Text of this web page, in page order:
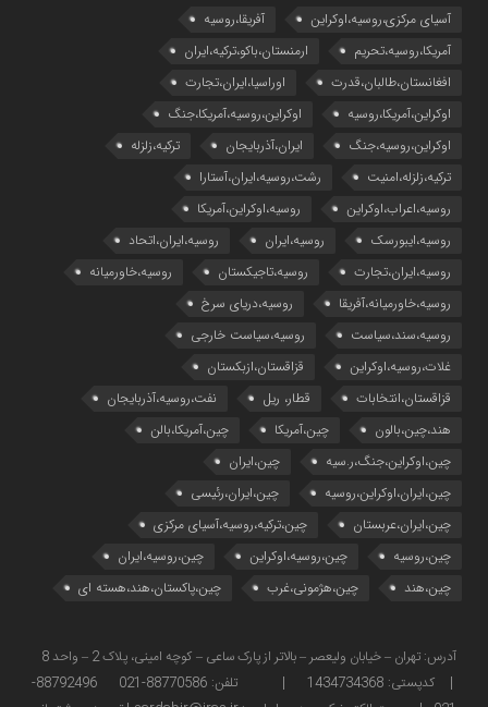
آسیای مرکزی،روسیه،اوکراین
آفریقا،روسیه
آمریکا،روسیه،تحریم
ارمنستان،باکو،ترکیه،ایران
افغانستان،طالبان،قدرت
اوراسیا،ایران،تجارت
اوکراین،آمریکا،روسیه
اوکراین،روسیه،آمریکا،جنگ
اوکراین،روسیه،جنگ
ایران،آذربایجان
ترکیه،زلزله
ترکیه،زلزله،امنیت
رشت،روسیه،ایران،آستارا
روسیه،اعراب،اوکراین
روسیه،اوکراین،آمریکا
روسیه،ایبورسک
روسیه،ایران
روسیه،ایران،اتحاد
روسیه،ایران،تجارت
روسیه،تاجیکستان
روسیه،خاورمیانه
روسیه،خاورمیانه،آفریقا
روسیه،دریای سرخ
روسیه،سند،سیاست
روسیه،سیاست خارجی
غلات،روسیه،اوکراین
قزاقستان،ازبکستان
قزاقستان،انتخابات
قطار، ریل
نفت،روسیه،آذربایجان
هند،چین،بالون
چین،آمریکا
چین،آمریکا،بالن
چین،اوکراین،جنگ،ر.سیه
چین،ایران
چین،ایران،اوکراین،روسیه
چین،ایران،رئیسی
چین،ایران،عربستان
چین،ترکیه،روسیه،آسیای مرکزی
چین،روسیه
چین،روسیه،اوکراین
چین،روسیه،ایران
چین،هند
چین،هژمونی،غرب چین،پاکستان،هند،هسته ای
| کدپستی: 1434734368 | تلفن: 88770586-021 88792496-